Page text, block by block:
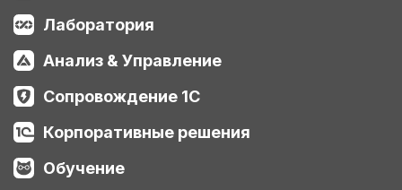
модули. На живых примерах показываю,
даже если точного справочника в
локальную модель: теперь на сервере
видеокарт RTX 3090 + RTX 5070 Ti — это
Лаборатория
Анализ & Управление
Сопровождение 1С
Корпоративные решения
Обучение